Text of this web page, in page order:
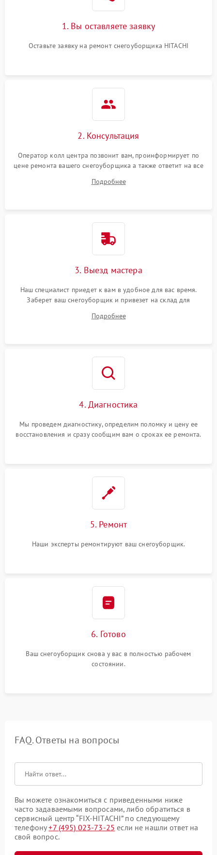
1. Вы оставляете заявку
Оставьте заявку на ремонт снегоуборщика HITACHI
2. Консультация
Оператор колл центра позвонит вам, проинформирует по
цене ремонта вашего снегоуборщика а также ответит на все
Подробнее
3. Выезд мастера
Наш специалист приедет к вам в удобное для вас время.
Заберет ваш снегоуборщик и привезет на склад для
Подробнее
4. Диагностика
Мы проведем диагностику, определим поломку и цену ее
восстановления и сразу сообщим вам о сроках ее ремонта.
5. Ремонт
Наши эксперты ремонтируют ваш снегоуборщик.
6. Готово
Ваш снегоуборщик снова у вас в полностью рабочем
состоянии.
FAQ. Ответы на вопросы
Вы можете ознакомиться с приведенными ниже
часто задаваемыми вопросами, либо обратиться в
сервисный центр “FIX-HITACHI” по следующему
телефону+7 (495) 023-73-25 если не нашли ответ на
свой вопрос.